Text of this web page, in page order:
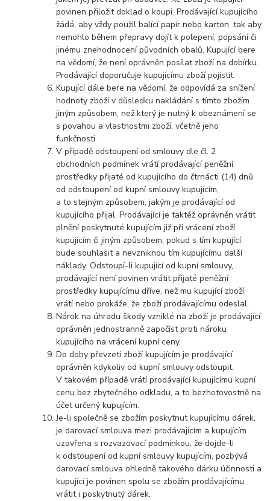
povinen přiložit doklad o koupi. Prodávající kupujícího
žádá, aby vždy použil balící papír nebo karton, tak aby
nemohlo během přepravy dojít k polepení, popsání či
jinému znehodnocení původních obalů. Kupující bere
na vědomí, že není oprávněn posílat zboží na dobírku.
Prodávající doporučuje kupujícímu zboží pojistit.
Kupující dále bere na vědomí, že odpovídá za snížení
hodnoty zboží v důsledku nakládání s tímto zbožím
jiným způsobem, než který je nutný k obeznámení se
s povahou a vlastnostmi zboží, včetně jeho
funkčnosti.
V případě odstoupení od smlouvy dle čl. 2
obchodních podmínek vrátí prodávající peněžní
prostředky přijaté od kupujícího do čtrnácti (14) dnů
od odstoupení od kupní smlouvy kupujícím,
a to stejným způsobem, jakým je prodávající od
kupujícího přijal. Prodávající je taktéž oprávněn vrátit
plnění poskytnuté kupujícím již při vrácení zboží
kupujícím či jiným způsobem, pokud s tím kupující
bude souhlasit a nevzniknou tím kupujícímu další
náklady. Odstoupí-li kupující od kupní smlouvy,
prodávající není povinen vrátit přijaté peněžní
prostředky kupujícímu dříve, než mu kupující zboží
vrátí nebo prokáže, že zboží prodávajícímu odeslal.
Nárok na úhradu škody vzniklé na zboží je prodávající
oprávněn jednostranně započíst proti nároku
kupujícího na vrácení kupní ceny.
Do doby převzetí zboží kupujícím je prodávající
oprávněn kdykoliv od kupní smlouvy odstoupit.
V takovém případě vrátí prodávající kupujícímu kupní
cenu bez zbytečného odkladu, a to bezhotovostně na
účet určený kupujícím.
Je-li společně se zbožím poskytnut kupujícímu dárek,
je darovací smlouva mezi prodávajícím a kupujícím
uzavřena s rozvazovací podmínkou, že dojde-li
k odstoupení od kupní smlouvy kupujícím, pozbývá
darovací smlouva ohledně takového dárku účinnosti a
kupující je povinen spolu se zbožím prodávajícímu
vrátit i poskytnutý dárek.